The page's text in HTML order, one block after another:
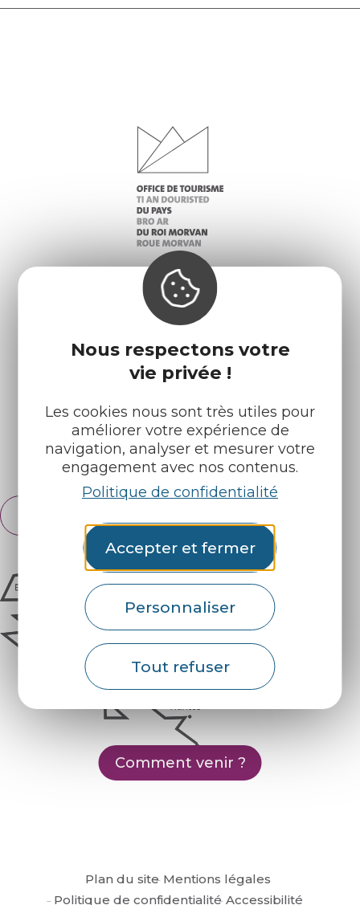
Nous respectons votre
vie privée !
Les cookies nous sont très utiles pour
améliorer votre expérience de
navigation, analyser et mesurer votre
engagement avec nos contenus.
Politique de confidentialité
Accepter et fermer
Personnaliser
Tout refuser
Infos pratiques
Nos brochures
Météo
Retrouvez-nous sur :
Espace pro Partenaires
English
Comment venir ?
Plan du site Mentions légales
Politique de confidentialité Accessibilité